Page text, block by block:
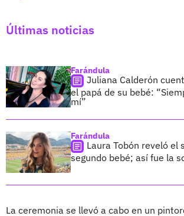
Últimas noticias
Farándula
Juliana Calderón
el papá de su bebé:
mí”
Farándula
Laura Tobón reveló el
segundo bebé; así fue la
La ceremonia se llevó a cabo en un